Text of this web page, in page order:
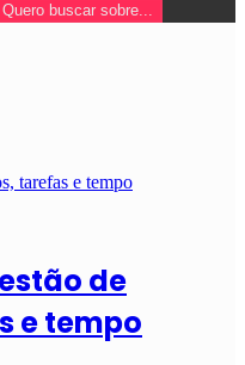
Quero buscar sobre...
de
e tempo